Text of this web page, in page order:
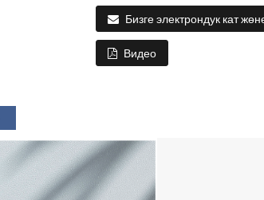
Бизге электрондук кат
Видео